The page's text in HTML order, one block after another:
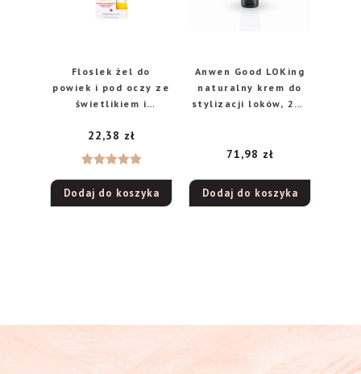
Floslek żel do
powiek i pod oczy ze
świetlikiem i
5.00na 5
22,38 zł
Dodaj do koszyka
Anwen Good LOKing
naturalny krem do
stylizacji loków, 200
71,98 zł
Dodaj do koszyka